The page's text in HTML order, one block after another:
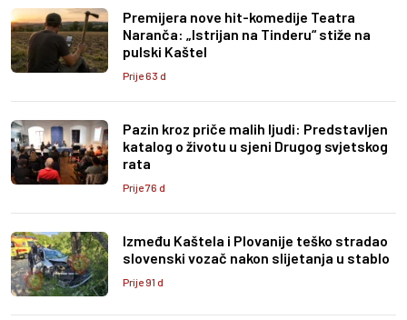
Premijera nove hit-komedije Teatra
Naranča: „Istrijan na Tinderu“ stiže na
pulski Kaštel
Prije 63 d
Pazin kroz priče malih ljudi: Predstavljen
katalog o životu u sjeni Drugog svjetskog
rata
Prije 76 d
Između Kaštela i Plovanije teško stradao
slovenski vozač nakon slijetanja u stablo
Prije 91 d